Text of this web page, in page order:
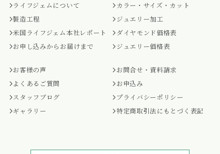
ライフジェムについて
製造工程
米国ライフジェム本社レポート
お申し込みからお届けまで
カラー・サイズ・カット
ジュエリー加工
ダイヤモンド価格表
ジュエリー価格表
お客様の声
よくあるご質問
スタッフブログ
ギャラリー
お問合せ・資料請求
お申込み
プライバシーポリシー
特定商取引法にもとづく表記